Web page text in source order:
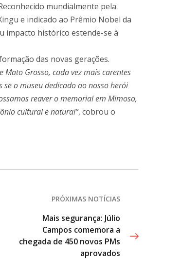
mundialmente pela
e indicado ao Prêmio Nobel da
impacto histórico estende-se à
das novas gerações.
Grosso, cada vez mais carentes
se o museu dedicado ao nosso herói
reaver o memorial em Mimoso,
cultural e natural”, cobrou o
PRÓXIMAS NOTÍCIAS
Mais segurança: Júlio
Campos comemora a
chegada de 450 novos PMs
aprovados